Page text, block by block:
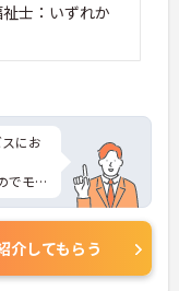
士：いずれか
にお
でモチ
ます☆
さら
くだ
介してもらう